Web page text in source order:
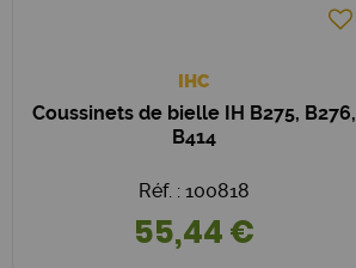
IHC
Coussinets de bielle IH B275, B276,
B414
Réf. : 100818
55,44 €